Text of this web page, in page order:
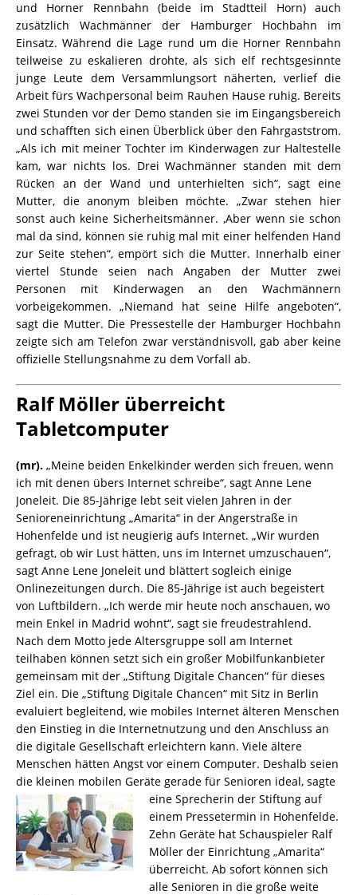
und Horner Rennbahn (beide im Stadtteil Horn) auch
zusätzlich Wachmänner der Hamburger Hochbahn im
Einsatz. Während die Lage rund um die Horner Rennbahn
teilweise zu eskalieren drohte, als sich elf rechtsgesinnte
junge Leute dem Versammlungsort näherten, verlief die
Arbeit fürs Wachpersonal beim Rauhen Hause ruhig. Bereits
zwei Stunden vor der Demo standen sie im Eingangsbereich
und schafften sich einen Überblick über den Fahrgaststrom.
„Als ich mit meiner Tochter im Kinderwagen zur Haltestelle
kam, war nichts los. Drei Wachmänner standen mit dem
Rücken an der Wand und unterhielten sich“, sagt eine
Mutter, die anonym bleiben möchte. „Zwar stehen hier
sonst auch keine Sicherheitsmänner. ,Aber wenn sie schon
mal da sind, können sie ruhig mal mit einer helfenden Hand
zur Seite stehen“, empört sich die Mutter. Innerhalb einer
viertel Stunde seien nach Angaben der Mutter zwei
Personen mit Kinderwagen an den Wachmännern
vorbeigekommen. „Niemand hat seine Hilfe angeboten“,
sagt die Mutter. Die Pressestelle der Hamburger Hochbahn
zeigte sich am Telefon zwar verständnisvoll, gab aber keine
offizielle Stellungsnahme zu dem Vorfall ab.
Ralf Möller überreicht
Tabletcomputer
(mr). „Meine beiden Enkelkinder werden sich freuen, wenn
ich mit denen übers Internet schreibe“, sagt Anne Lene
Joneleit. Die 85-Jährige lebt seit vielen Jahren in der
Senioreneinrichtung „Amarita“ in der Angerstraße in
Hohenfelde und ist neugierig aufs Internet. „Wir wurden
gefragt, ob wir Lust hätten, uns im Internet umzuschauen“,
sagt Anne Lene Joneleit und blättert sogleich einige
Onlinezeitungen durch. Die 85-Jährige ist auch begeistert
von Luftbildern. „Ich werde mir heute noch anschauen, wo
mein Enkel in Madrid wohnt“, sagt sie freudestrahlend.
Nach dem Motto jede Altersgruppe soll am Internet
teilhaben können setzt sich ein großer Mobilfunkanbieter
gemeinsam mit der „Stiftung Digitale Chancen“ für dieses
Ziel ein. Die „Stiftung Digitale Chancen“ mit Sitz in Berlin
evaluiert begleitend, wie mobiles Internet älteren Menschen
den Einstieg in die Internetnutzung und den Anschluss an
die digitale Gesellschaft erleichtern kann. Viele ältere
Menschen hätten Angst vor einem Computer. Deshalb seien
die kleinen mobilen Geräte gerade für Senioren ideal, sagte
eine Sprecherin der Stiftung auf
einem Pressetermin in Hohenfelde.
Zehn Geräte hat Schauspieler Ralf
Möller der Einrichtung „Amarita“
überreicht. Ab sofort können sich
alle Senioren in die große weite